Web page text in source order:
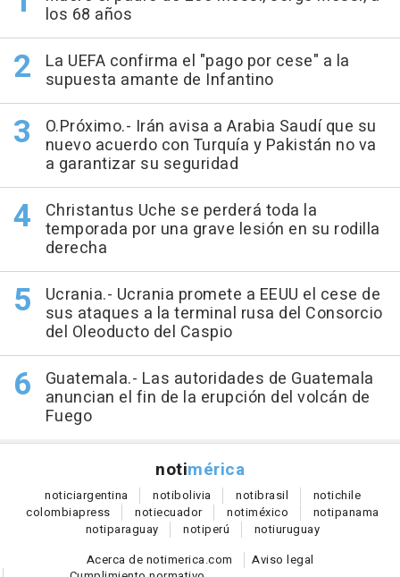
los 68 años
La UEFA confirma el "pago por cese" a la
supuesta amante de Infantino
O.Próximo.- Irán avisa a Arabia Saudí que su
nuevo acuerdo con Turquía y Pakistán no va
a garantizar su seguridad
Christantus Uche se perderá toda la
temporada por una grave lesión en su rodilla
derecha
Ucrania.- Ucrania promete a EEUU el cese de
sus ataques a la terminal rusa del Consorcio
del Oleoducto del Caspio
Guatemala.- Las autoridades de Guatemala
anuncian el fin de la erupción del volcán de
Fuego
notimérica
noticiargentina notibolivia notibrasil notichile
colombiapress notiecuador notiméxico notipanama
notiparaguay notiperú notiuruguay
Acerca de notimerica.com
Aviso legal